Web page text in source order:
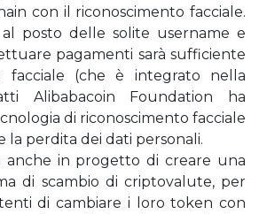
con il riconoscimento facciale.
posto delle solite username e
pagamenti sarà sufficiente
facciale (che è integrato nella
Alibabacoin Foundation ha
di riconoscimento facciale
perdita dei dati personali.
anche in progetto di creare una
di scambio di criptovalute, per
di cambiare i loro token con